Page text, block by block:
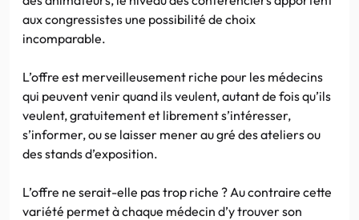
aux congressistes une possibilité de choix
incomparable.
L’offre est merveilleusement riche pour les médecins
qui peuvent venir quand ils veulent, autant de fois qu’ils
veulent, gratuitement et librement s’intéresser,
s’informer, ou se laisser mener au gré des ateliers ou
des stands d’exposition.
L’offre ne serait-elle pas trop riche ? Au contraire cette
variété permet à chaque médecin d’y trouver son